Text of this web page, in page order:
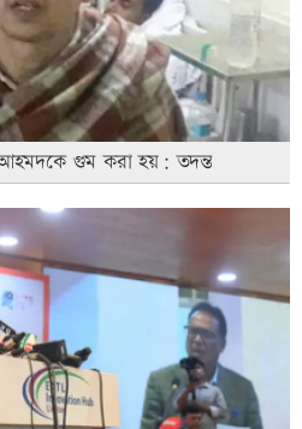
আহমদকে গুম করা হয়: তদন্ত